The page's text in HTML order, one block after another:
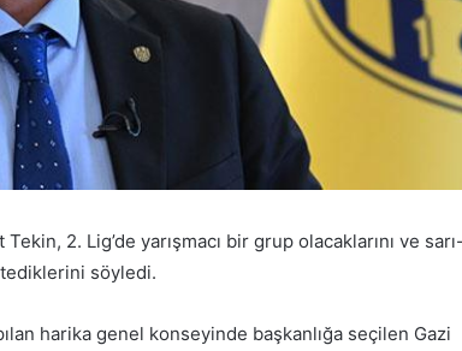
2. Lig’de yarışmacı bir grup olacaklarını ve sarı-
söyledi.
harika genel konseyinde başkanlığa seçilen Gazi